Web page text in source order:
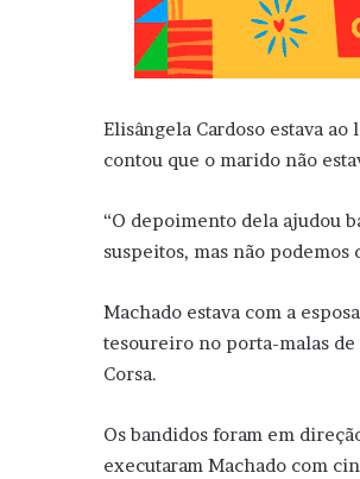
Elisângela Cardoso estava
contou que o marido não
“O depoimento dela ajudou
suspeitos, mas não
Machado estava com a
tesoureiro no porta-malas
Corsa.
Os bandidos foram em
executaram Machado com